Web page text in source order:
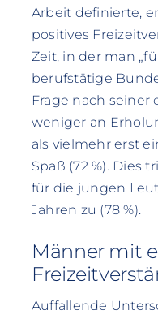
Arbeit definierte,
positives
Zeit, in der man
berufstätige
Frage nach
weniger an
als vielmehr erst
Spaß (72 %). Dies
für die jungen
Jahren zu (78 %).
Männer mit
Auffallende